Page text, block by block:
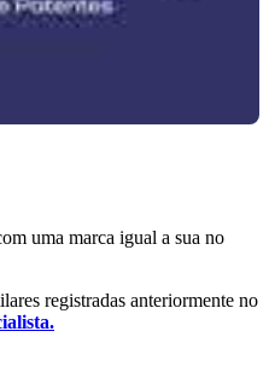
uma marca igual a sua no
registradas anteriormente no